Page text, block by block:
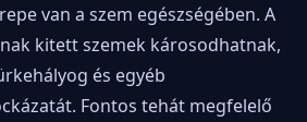
van a szem egészségében. A
kitett szemek károsodhatnak,
és egyéb
Fontos tehát megfelelő